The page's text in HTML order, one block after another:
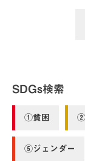
SDGs検索
①貧困 ②
⑤ジェンダー